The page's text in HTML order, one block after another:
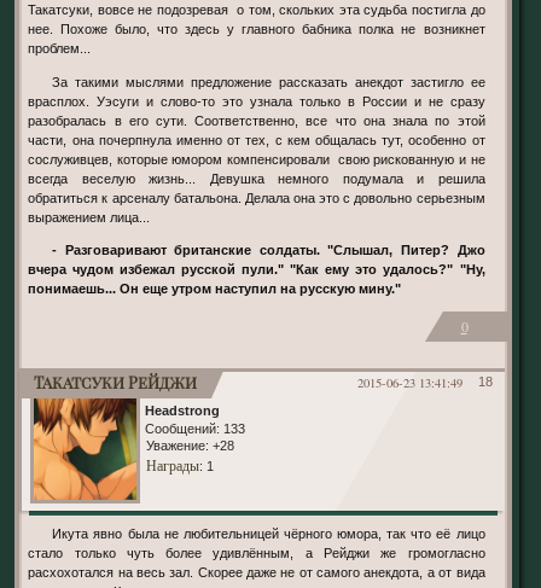
Такатсуки, вовсе не подозревая о том, скольких эта судьба постигла до
нее. Похоже было, что здесь у главного бабника полка не возникнет
проблем...
За такими мыслями предложение рассказать анекдот застигло ее
врасплох. Уэсуги и слово-то это узнала только в России и не сразу
разобралась в его сути. Соответственно, все что она знала по этой
части, она почерпнула именно от тех, с кем общалась тут, особенно от
сослуживцев, которые юмором компенсировали свою рискованную и не
всегда веселую жизнь... Девушка немного подумала и решила
обратиться к арсеналу батальона. Делала она это с довольно серьезным
выражением лица...
- Разговаривают британские солдаты. "Слышал, Питер? Джо
вчера чудом избежал русской пули." "Как ему это удалось?" "Ну,
понимаешь... Он еще утром наступил на русскую мину."
0
18
2015-06-23 13:41:49
Такатсуки Рейджи
Headstrong
Сообщений: 133
Уважение: +28
Награды: 1
Икута явно была не любительницей чёрного юмора, так что её лицо
стало только чуть более удивлённым, а Рейджи же громогласно
расхохотался на весь зал. Скорее даже не от самого анекдота, а от вида